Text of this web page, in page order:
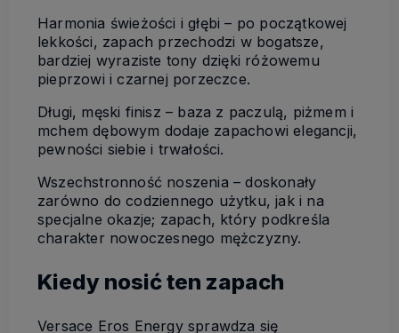
Harmonia świeżości i głębi – po początkowej
lekkości, zapach przechodzi w bogatsze,
bardziej wyraziste tony dzięki różowemu
pieprzowi i czarnej porzeczce.
Długi, męski finisz – baza z paczulą, piżmem i
mchem dębowym dodaje zapachowi elegancji,
pewności siebie i trwałości.
Wszechstronność noszenia – doskonały
zarówno do codziennego użytku, jak i na
specjalne okazje; zapach, który podkreśla
charakter nowoczesnego mężczyzny.
Kiedy nosić ten zapach
Versace Eros Energy sprawdza się